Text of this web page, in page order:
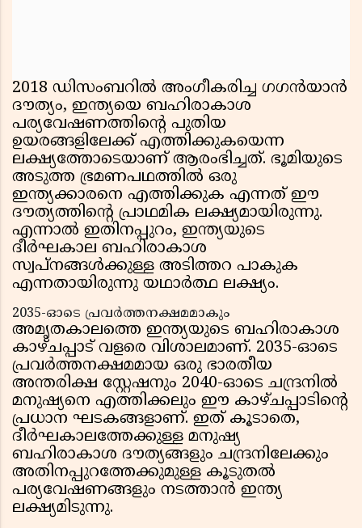
2018 ഡിസംബറിൽ അംഗീകരിച്ച ഗഗൻയാൻ
ദൗത്യം, ഇന്ത്യയെ ബഹിരാകാശ
പര്യവേഷണത്തിന്റെ പുതിയ
ഉയരങ്ങളിലേക്ക് എത്തിക്കുകയെന്ന
ലക്ഷ്യത്തോടെയാണ് ആരംഭിച്ചത്. ഭൂമിയുടെ
അടുത്ത ഭ്രമണപഥത്തിൽ ഒരു
ഇന്ത്യക്കാരനെ എത്തിക്കുക എന്നത് ഈ
ദൗത്യത്തിന്റെ പ്രാഥമിക ലക്ഷ്യമായിരുന്നു.
എന്നാൽ ഇതിനപ്പുറം, ഇന്ത്യയുടെ
ദീർഘകാല ബഹിരാകാശ
സ്വപ്നങ്ങൾക്കുള്ള അടിത്തറ പാകുക
എന്നതായിരുന്നു യഥാർത്ഥ ലക്ഷ്യം.
2035-ഓടെ പ്രവർത്തനക്ഷമമാകും
അമൃതകാലത്തെ ഇന്ത്യയുടെ ബഹിരാകാശ
കാഴ്ചപ്പാട് വളരെ വിശാലമാണ്. 2035-ഓടെ
പ്രവർത്തനക്ഷമമായ ഒരു ഭാരതീയ
അന്തരിക്ഷ സ്റ്റേഷനും 2040-ഓടെ ചന്ദ്രനിൽ
മനുഷ്യനെ എത്തിക്കലും ഈ കാഴ്ചപ്പാടിന്റെ
പ്രധാന ഘടകങ്ങളാണ്. ഇത് കൂടാതെ,
ദീർഘകാലത്തേക്കുള്ള മനുഷ്യ
ബഹിരാകാശ ദൗത്യങ്ങളും ചന്ദ്രനിലേക്കും
അതിനപ്പുറത്തേക്കുമുള്ള കൂടുതൽ
പര്യവേഷണങ്ങളും നടത്താൻ ഇന്ത്യ
ലക്ഷ്യമിടുന്നു.